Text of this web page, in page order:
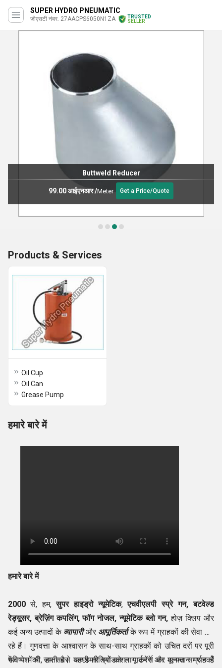
SUPER HYDRO PNEUMATIC
जीएसटी नंबर. 27AACPS6050N1ZA
TRUSTED
SELLER
Buttweld Reducer
99.00 आईएनआर/Meter Get a Price/Quote
Products & Services
Oil Cup
Oil Can
Grease Pump
हमारे बारे में
हमारे बारे में
2000 से, हम,सुपर हाइड्रो न्यूमेटिक,एचवीएलपी स्प्रे गन, बटवेल्ड
रेड्यूसर, ब्रेज़िंग कपलिंग, फॉग नोजल,न्यूमेटिकब्लो गन, होज़ क्लिप और
कई अन्य उत्पादों के व्यापारीऔर आपूर्तिकर्ताके रूप में ग्राहकों की सेवा कर
रहे हैं। गुणवत्ता के आश्वासन के साथ-साथ ग्राहकों को उचित दरों पर पूरी
रेंज पेश की जाती है। यह हमारे प्रोडक्शन पार्टनर्स का अनन्त समर्थन है
भविष्य में भी, हम सबसे अच्छी नीतियों को लागू करेंगे और मूल्यवान ग्राहकों